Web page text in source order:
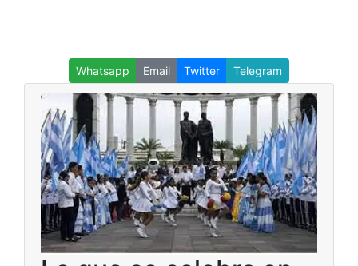
Whatsapp Email Twitter Telegram